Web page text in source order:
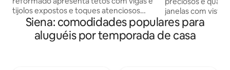
tijolos expostos e toques atenciosos
para uma decoração elegante e
confortável. Da rede relaxante e do
churrasco feito de pedra em um jardim
janelas com vista
cada janela
cidade. Salão grande e espaçoso com
vista
Siena: comodidades populares para
aluguéis por temporada de casa